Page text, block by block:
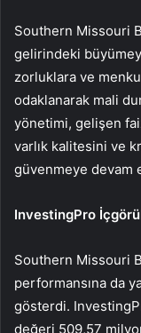
Southern Missouri
gelirindeki
zorluklara ve
odaklanarak mali
yönetimi, gelişen
varlık kalitesini ve
güvenmeye devam
InvestingPro
Southern Missouri
performansına da
gösterdi.
değeri 509,57